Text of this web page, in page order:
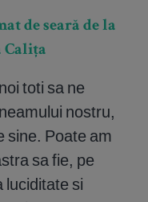
de seară de la
Calița
toti sa ne
nostru,
sine. Poate am
sa fie, pe
luciditate si